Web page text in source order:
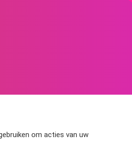
om acties van uw